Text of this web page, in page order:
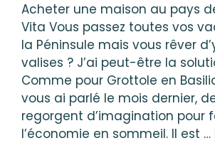
Acheter une maison au pays
Vita Vous passez toutes vos
la Péninsule mais vous rêver
valises ? J’ai peut-être la
Comme pour Grottole en
vous ai parlé le mois dernier,
regorgent d’imagination pour
l’économie en sommeil. Il est …